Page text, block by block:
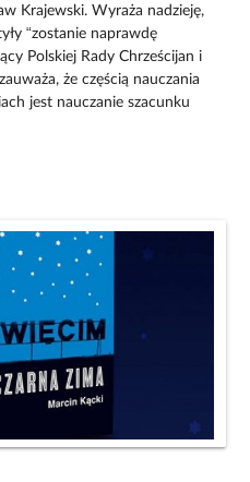
Krajewski. Wyraża nadzieję,
“zostanie naprawdę
Polskiej Rady Chrześcijan i
że częścią nauczania
jest nauczanie szacunku